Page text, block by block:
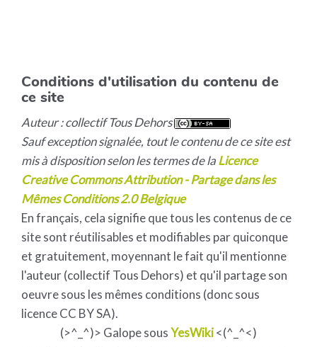
Conditions d'utilisation du contenu de
ce site
Auteur : collectif Tous Dehors
Sauf exception signalée, tout le contenu de ce site est
mis à disposition selon les termes de laLicence
Creative Commons Attribution - Partage dans les
Mêmes Conditions 2.0 Belgique
En français, cela signifie que tous les contenus de ce
site sont réutilisables et modifiables par quiconque
et gratuitement, moyennant le fait qu'il mentionne
l'auteur (collectif Tous Dehors) et qu'il partage son
oeuvre sous les mêmes conditions (donc sous
licence CC BY SA).
(>^_^)> Galope sousYesWiki<(^_^<)